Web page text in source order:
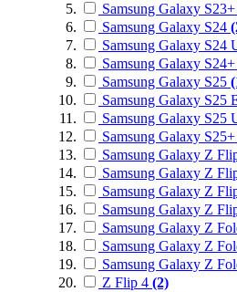
Samsung Galaxy S23+
Samsung Galaxy S24
Samsung Galaxy S24
Samsung Galaxy S24+
Samsung Galaxy S25
Samsung Galaxy S25
Samsung Galaxy S25
Samsung Galaxy S25+
Samsung Galaxy Z
Samsung Galaxy Z
Samsung Galaxy Z
Samsung Galaxy Z
Samsung Galaxy Z
Samsung Galaxy Z
Samsung Galaxy Z
Z Flip 4 (2)